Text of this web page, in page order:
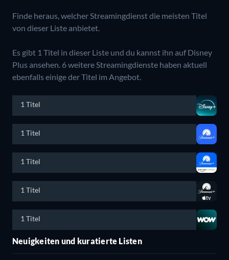
Finde heraus, welcher Streamingdienst die meisten Titel
von dieser Liste anbietet.
Es gibt 1 Titel in dieser Liste und du kannst ihn auf Disney
Plus ansehen. 6 weitere Streamingdienste haben aktuell
ebenfalls einige der Titel im Angebot.
1 Titel
1 Titel
1 Titel
1 Titel
1 Titel
Neuigkeiten und kuratierte Listen